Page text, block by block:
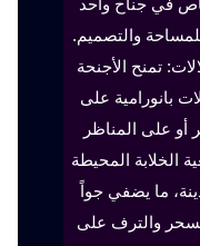
والتصميم.
تمنح الأجنحة
بانورامية على
أو على المناظر
الخلابة المحيطة
ما يضفي جواً
والترف على